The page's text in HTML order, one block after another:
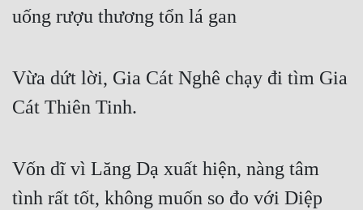
Truyện Dịch
uống rượu thương tổn lá gan
Vừa dứt lời, Gia Cát Nghê chạy đi tìm Gia
Cát Thiên Tinh.
Vốn dĩ vì Lăng Dạ xuất hiện, nàng tâm
tình rất tốt, không muốn so đo với Diệp